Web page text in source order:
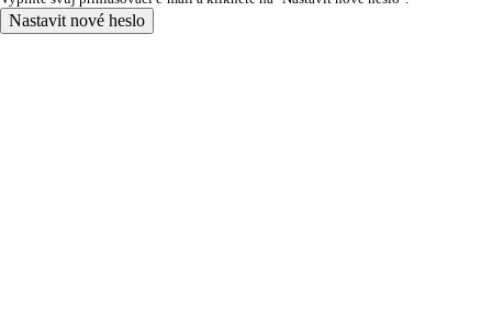
Nastavit nové heslo